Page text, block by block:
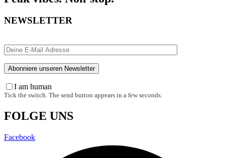
NEWSLETTER
I am human
Tick the switch. The send button appears in a few seconds.
FOLGE UNS
Facebook